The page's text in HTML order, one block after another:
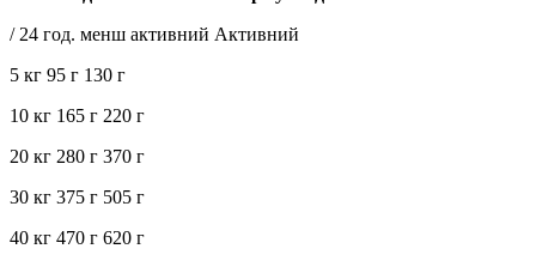
/ 24 год. менш активний Активний
5 кг 95 г 130 г
10 кг 165 г 220 г
20 кг 280 г 370 г
30 кг 375 г 505 г
40 кг 470 г 620 г